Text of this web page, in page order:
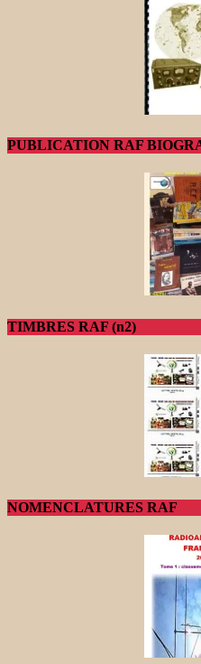
PUBLICATION RAF
TIMBRES RAF (n2)
NOMENCLATURES RAF